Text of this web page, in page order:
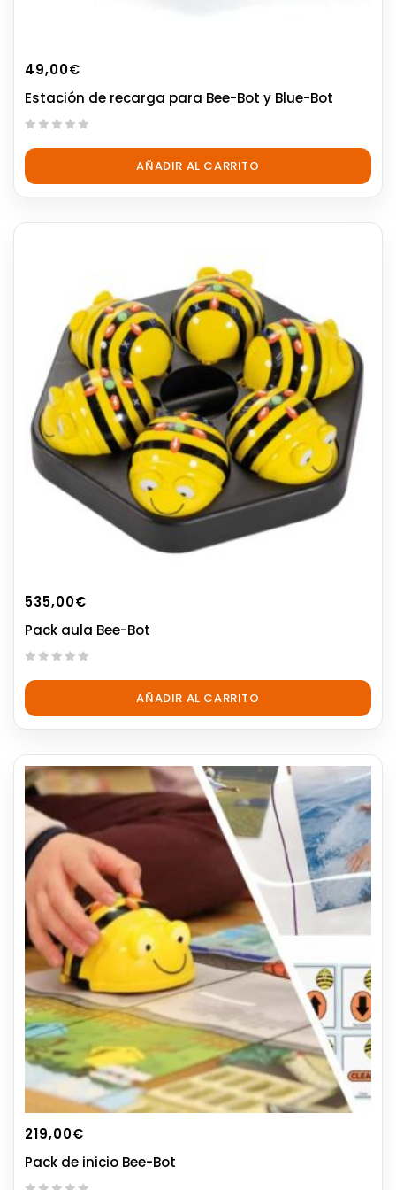
49,00€
Estación de recarga para Bee-Bot y Blue-Bot
out
5
AÑADIR AL CARRITO
535,00€
Pack aula Bee-Bot
out
5
AÑADIR AL CARRITO
219,00€
Pack de inicio Bee-Bot